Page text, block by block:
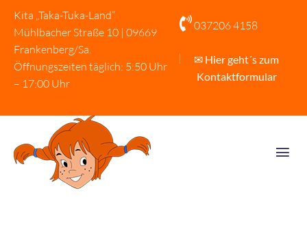
Kita „Taka-Tuka-Land“
Mühlbacher Straße 10 | 09669
Frankenberg/Sa.
Öffnungszeiten täglich: 5:50 Uhr
– 17:00 Uhr
037206 4158
✉ Hier geht´s zum
Kontaktformular